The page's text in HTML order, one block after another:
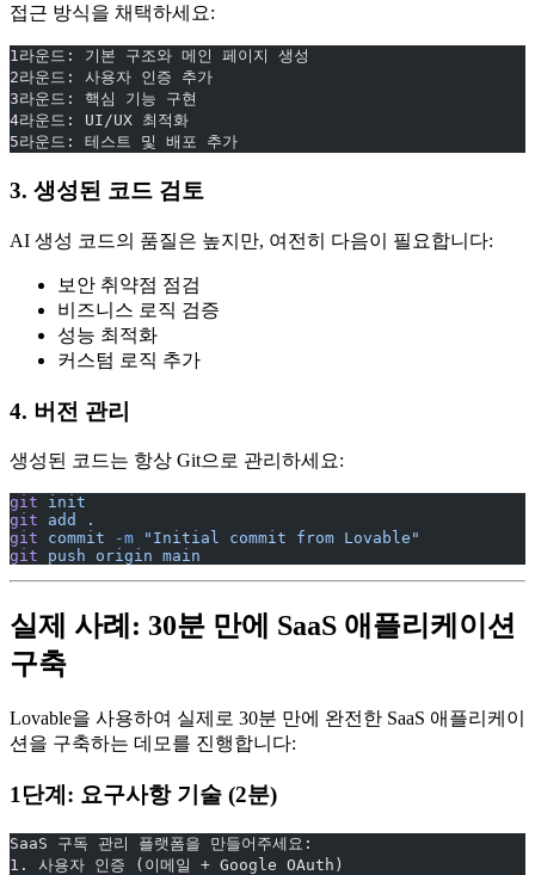
접근 방식을 채택하세요:
1라운드: 기본 구조와 메인 페이지 생성
2라운드: 사용자 인증 추가
3라운드: 핵심 기능 구현
4라운드: UI/UX 최적화
5라운드: 테스트 및 배포 추가
3. 생성된 코드 검토
AI 생성 코드의 품질은 높지만, 여전히 다음이 필요합니다:
보안 취약점 점검
비즈니스 로직 검증
성능 최적화
커스텀 로직 추가
4. 버전 관리
생성된 코드는 항상 Git으로 관리하세요:
git init
git add
.
git commit -m "Initial commit from Lovable"
git push origin main
실제 사례: 30분 만에 SaaS 애플리케이션
구축
Lovable을 사용하여 실제로 30분 만에 완전한 SaaS 애플리케이
션을 구축하는 데모를 진행합니다:
1단계: 요구사항 기술 (2분)
SaaS 구독 관리 플랫폼을 만들어주세요:
1. 사용자 인증 (이메일 + Google OAuth)